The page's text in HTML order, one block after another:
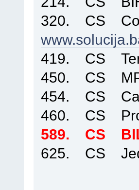
320. CS
419. CS
450. CS MP
454. CS
460. CS
589. CS
625. CS